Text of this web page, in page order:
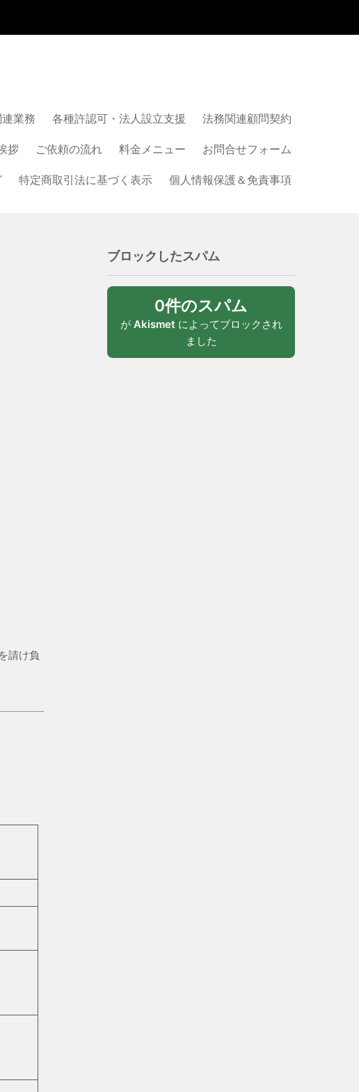
業務 各種許認可・法人設立支援 法務関連顧問契約
拶 ご依頼の流れ 料金メニュー お問合せフォーム
特定商取引法に基づく表示 個人情報保護＆免責事項
請け負
ブロックしたスパム
0件のスパム
が Akismet によってブロックされ
ました